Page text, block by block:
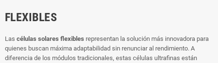
FLEXIBLES
Las células solares flexibles representan la solución más innovadora para
quienes buscan máxima adaptabilidad sin renunciar al rendimiento. A
diferencia de los módulos tradicionales, estas células ultrafinas están